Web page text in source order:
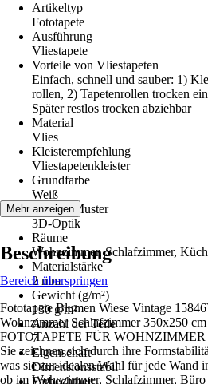
Artikeltyp
Fototapete
Ausführung
Vliestapete
Vorteile von Vliestapeten
Einfach, schnell und sauber: 1)
rollen, 2) Tapetenrollen trocken
Später restlos trocken abziehbar
Material
Vlies
Kleisterempfehlung
Vliestapetenkleister
Grundfarbe
Weiß
Dekor / Muster
3D-Optik
Räume
Wohnzimmer, Schlafzimmer,
Materialstärke
2 mm
Gewicht (g/m²)
130 g/m²
Anzahl der Teile
7
Eigenschaft
Dimensionsstabil
Mehr anzeigen
Beschreibung
Bereich überspringen
Fototapete Blumen Wiese Vintage
Wohnzimmer Schlafzimmer 350x250
FOTOTAPETE FÜR
Sie zeichnen sich durch ihre
was sie zur idealen Wahl für jede Wand
ob im Wohnzimmer, Schlafzimmer,